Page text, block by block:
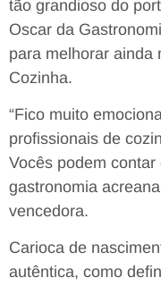
tão grandioso do
Oscar da
para melhorar ainda
Cozinha.
“Fico muito
profissionais de
Vocês podem
gastronomia
vencedora.
Carioca de
autêntica, como